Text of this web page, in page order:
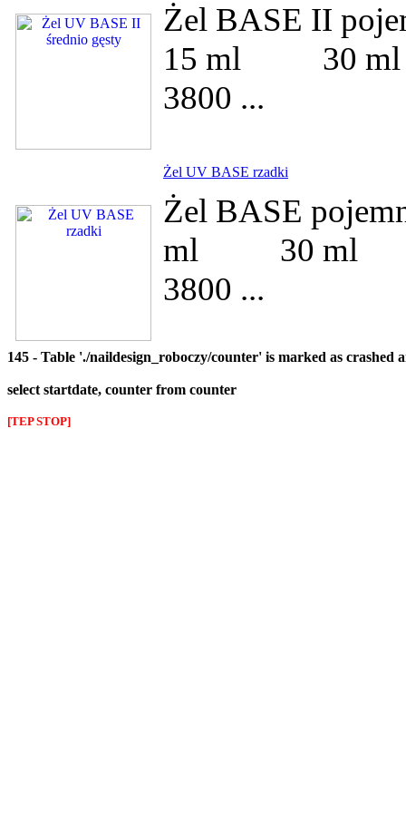
Żel BASE II
15 ml 30
3800 ...
Żel UV BASE rzadki
Żel BASE
ml 30
3800 ...
145 - Table './naildesign_roboczy/counter' is marked as crashed
select startdate, counter from counter
[TEP STOP]